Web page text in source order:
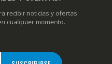
recibir noticias y ofertas
cualquier momento.